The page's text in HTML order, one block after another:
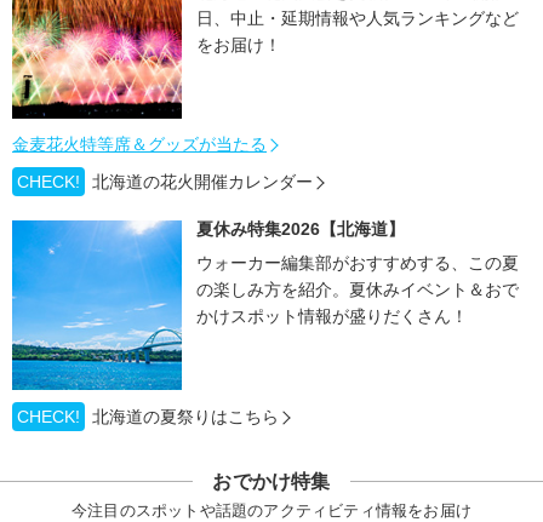
日、中止・延期情報や人気ランキングなど
をお届け！
金麦花火特等席＆グッズが当たる
CHECK!
北海道の花火開催カレンダー
夏休み特集2026【北海道】
ウォーカー編集部がおすすめする、この夏
の楽しみ方を紹介。夏休みイベント＆おで
かけスポット情報が盛りだくさん！
CHECK! 北海道の夏祭りはこちら
おでかけ特集
今注目のスポットや話題のアクティビティ情報をお届け